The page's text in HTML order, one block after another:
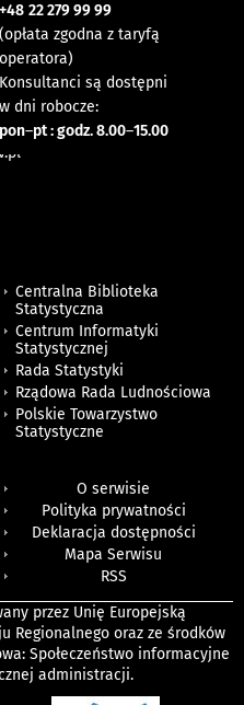
+48 22 279 99 99
(opłata zgodna z taryfą
operatora)
Konsultanci są dostępni
w dni robocze:
pon–pt : godz. 8.00–15.00
Centralna Biblioteka
Statystyczna
Centrum Informatyki
Statystycznej
Rada Statystyki
Rządowa Rada Ludnościowa
Polskie Towarzystwo
Statystyczne
O serwisie
Polityka prywatności
Deklaracja dostępności
Mapa Serwisu
RSS
przez Unię Europejską
Regionalnego oraz ze środków
Społeczeństwo informacyjne
administracji.